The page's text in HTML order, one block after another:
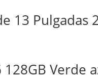
13 Pulgadas
Verde